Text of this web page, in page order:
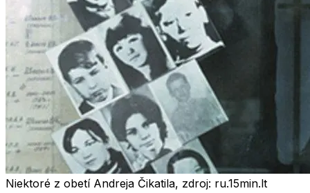
Niektoré z obetí Andreja Čikatila, zdroj: ru.15min.lt